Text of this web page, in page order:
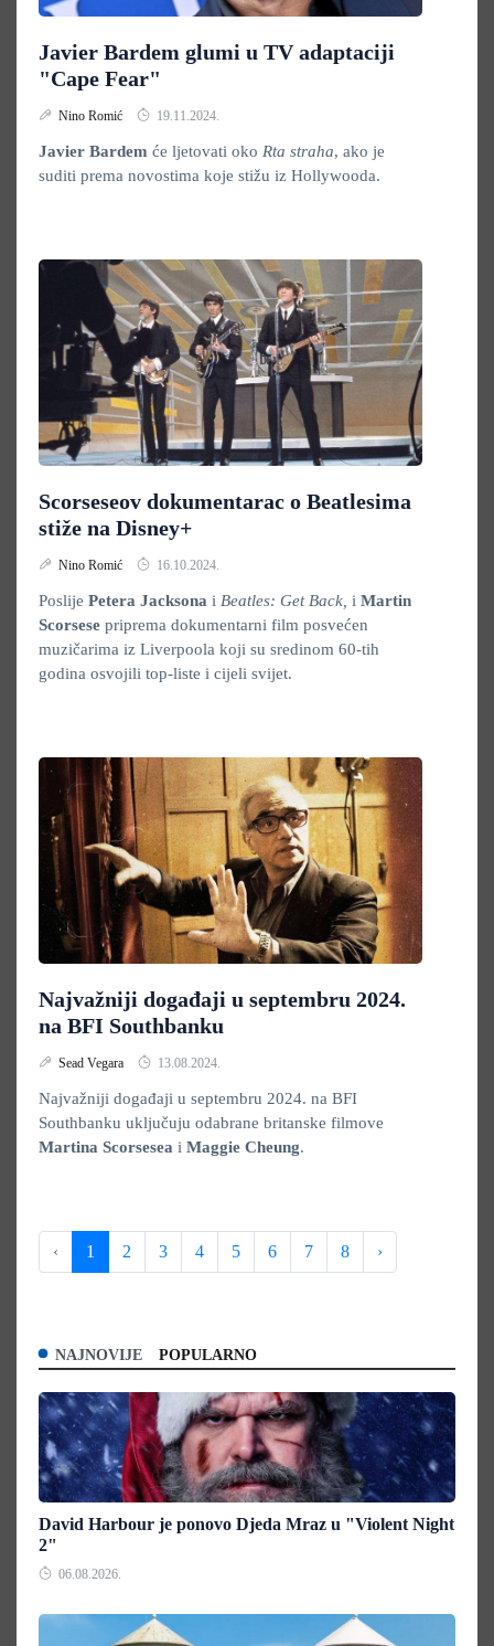
Javier Bardem glumi u TV adaptaciji
"Cape Fear"
Nino Romić 19.11.2024.
Javier Bardem će ljetovati oko Rta straha, ako je
suditi prema novostima koje stižu iz Hollywooda.
Scorseseov dokumentarac o Beatlesima
stiže na Disney+
Nino Romić 16.10.2024.
Poslije Petera Jacksona i Beatles: Get Back, i Martin
Scorsese priprema dokumentarni film posvećen
muzičarima iz Liverpoola koji su sredinom 60-tih
godina osvojili top-liste i cijeli svijet.
Najvažniji događaji u septembru 2024.
na BFI Southbanku
Sead Vegara 13.08.2024.
Najvažniji događaji u septembru 2024. na BFI
Southbanku uključuju odabrane britanske filmove
Martina Scorsesea i Maggie Cheung.
‹ 1 2 3 4 5 6 7 8 ›
NAJNOVIJE POPULARNO
David Harbour je ponovo Djeda Mraz u "Violent Night
2"
06.08.2026.